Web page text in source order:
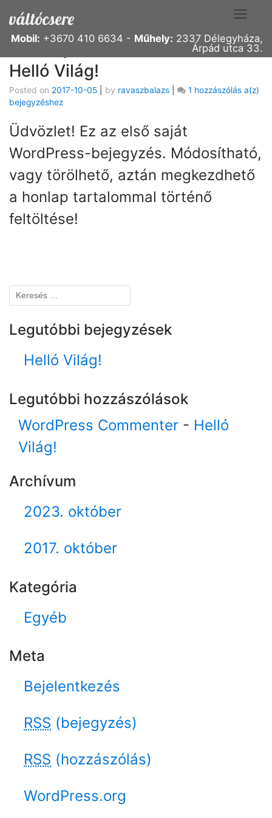
váltócsere
Mobil: +3670 410 6634‬ - Műhely: 2337 Délegyháza,
Árpád utca 33.
Hónap: 2017 október
Helló Világ!
Posted on 2017-10-05 by ravaszbalazs 1 hozzászólás a(z)
bejegyzéshez
Üdvözlet! Ez az első saját
WordPress-bejegyzés. Módosítható,
vagy törölhető, aztán megkezdhető
a honlap tartalommal történő
feltöltése!
Legutóbbi bejegyzések
Helló Világ!
Legutóbbi hozzászólások
WordPress Commenter - Helló
Világ!
Archívum
2023. október
2017. október
Kategória
Egyéb
Meta
Bejelentkezés
RSS (bejegyzés)
RSS (hozzászólás)
WordPress.org